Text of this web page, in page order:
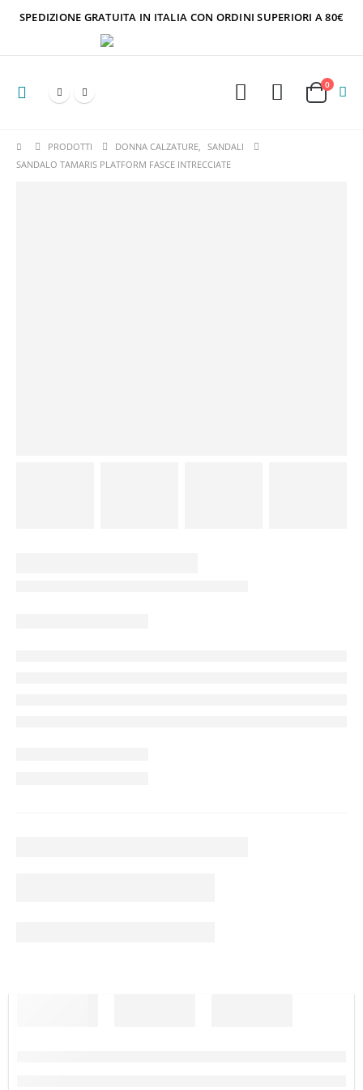
SPEDIZIONE GRATUITA IN ITALIA CON ORDINI SUPERIORI A 80€
0
PRODOTTI DONNA CALZATURE,
SANDALI
SANDALO TAMARIS PLATFORM FASCE INTRECCIATE